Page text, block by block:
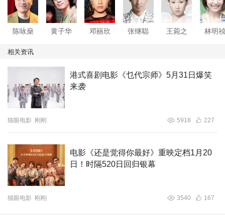
陈咏燊 黄子华 邓丽欣 张继聪 王菀之 林明
相关资讯
港式喜剧电影《乜代宗师》5月31日爆笑
来袭
猫眼电影 刚刚 5918 227
电影《还是觉得你最好》重映定档1月20
日！时隔520日回归银幕
猫眼电影 刚刚 3540 167